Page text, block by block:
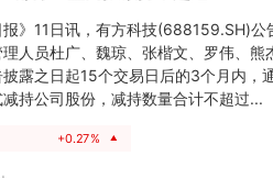
报》11日讯，有方科技(688159.SH)公
人员杜广、魏琼、张楷文、罗伟、熊
露之日起15个交易日后的3个月内，
持公司股份，减持数量合计不超过
+0.27% ▲